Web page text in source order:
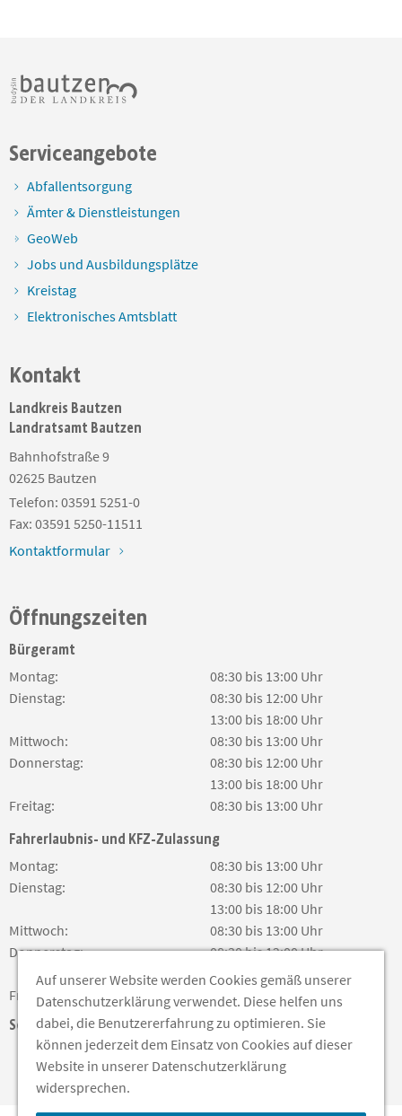
Kontakt
Landkreis Bautzen
Landratsamt Bautzen
Bahnhofstraße 9
02625 Bautzen
Telefon: 03591 5251-0
Fax: 03591 5250-11511
Kontaktformular
Soziale Medien
Serviceangebote
Abfallentsorgung
Ämter & Dienstleistungen
GeoWeb
Jobs und Ausbildungsplätze
Kreistag
Elektronisches Amtsblatt
Öffnungszeiten
Bürgeramt
Montag:
08:30 bis 13:00 Uhr
Dienstag:
08:30 bis 12:00 Uhr
13:00 bis 18:00 Uhr
Mittwoch:
08:30 bis 13:00 Uhr
Donnerstag:
08:30 bis 12:00 Uhr
13:00 bis 18:00 Uhr
Freitag:
08:30 bis 13:00 Uhr
Fahrerlaubnis- und KFZ-Zulassung
Montag:
08:30 bis 13:00 Uhr
Dienstag:
08:30 bis 12:00 Uhr
13:00 bis 18:00 Uhr
Mittwoch:
08:30 bis 13:00 Uhr
Donnerstag:
08:30 bis 12:00 Uhr
13:00 bis 18:00 Uhr
Freitag:
08:30 bis 13:00 Uhr
Auf unserer Website werden Cookies gemäß unserer
Datenschutzerklärung verwendet. Diese helfen uns
dabei, die Benutzererfahrung zu optimieren. Sie
können jederzeit dem Einsatz von Cookies auf dieser
Website in unserer Datenschutzerklärung
widersprechen.